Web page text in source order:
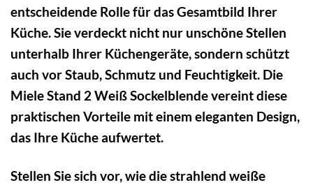
entscheidende Rolle für das Gesamtbild Ihrer
Küche. Sie verdeckt nicht nur unschöne Stellen
unterhalb Ihrer Küchengeräte, sondern schützt
auch vor Staub, Schmutz und Feuchtigkeit. Die
Miele Stand 2 Weiß Sockelblende vereint diese
praktischen Vorteile mit einem eleganten Design,
das Ihre Küche aufwertet.
Stellen Sie sich vor, wie die strahlend weiße